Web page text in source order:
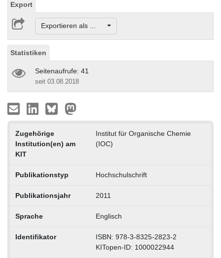
Export
Exportieren als ...
Statistiken
Seitenaufrufe: 41
seit 03.08.2018
Zugehörige
Institution(en) am
KIT
Institut für Organische Chemie
(IOC)
Publikationstyp Hochschulschrift
Publikationsjahr 2011
Sprache Englisch
Identifikator
ISBN: 978-3-8325-2823-2
KITopen-ID: 1000022944